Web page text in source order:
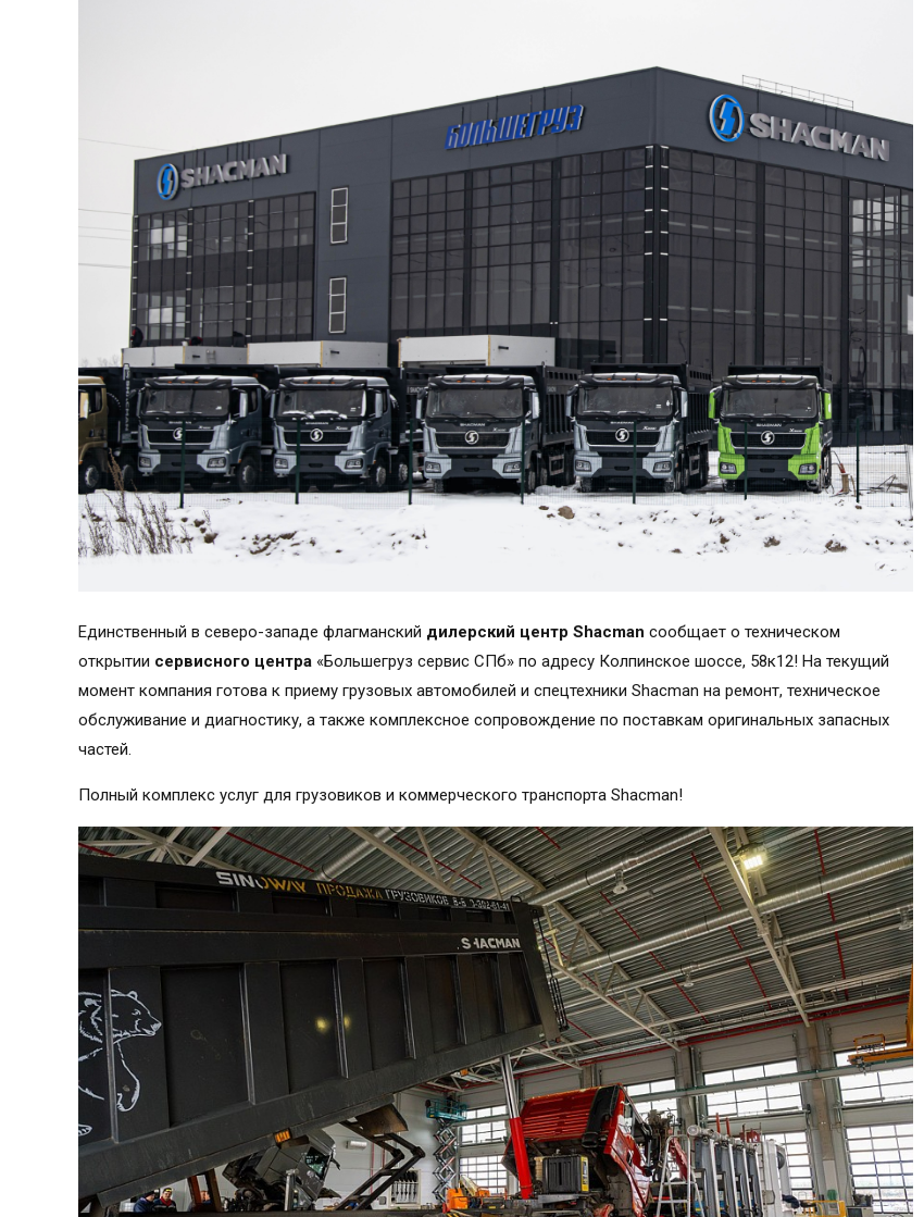
Единственный в северо-западе флагманский дилерский центр Shacman сообщает о техническом
открытии сервисного центра «Большегруз сервис СПб» по адресу Колпинское шоссе, 58к12! На текущий
момент компания готова к приему грузовых автомобилей и спецтехники Shacman на ремонт, техническое
обслуживание и диагностику, а также комплексное сопровождение по поставкам оригинальных запасных
частей.
Полный комплекс услуг для грузовиков и коммерческого транспорта Shacman!